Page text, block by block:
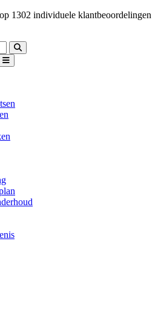
1302 individuele klantbeoordelingen